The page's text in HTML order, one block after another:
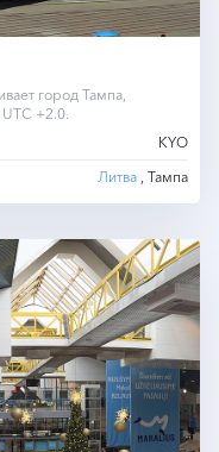
город Тампа,
+2.0.
KYO
Литва , Тампа